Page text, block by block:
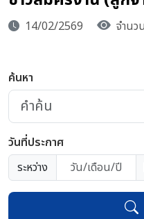
14/02/2569 จำนว
ค้นหา
วันที่ประกาศ
ระหว่าง